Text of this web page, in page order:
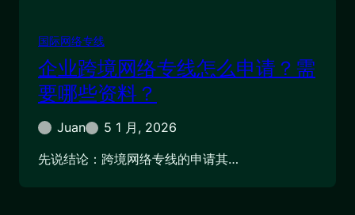
国际网络专线
企业跨境网络专线怎么申请？需
要哪些资料？
Juan
5 1 月, 2026
先说结论：跨境网络专线的申请其…